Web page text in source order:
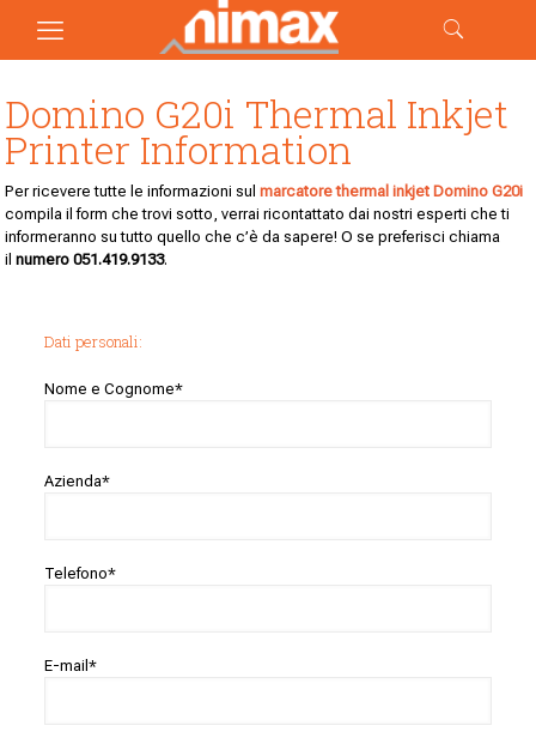
Domino G20i Thermal Inkjet
Printer Information
Per ricevere tutte le informazioni sulmarcatore thermal inkjet Domino G20i
compila il form che trovi sotto, verrai ricontattato dai nostri esperti che ti
informeranno su tutto quello che c’è da sapere! O se preferisci chiama
ilnumero051.419.9133.
Dati personali:
Nome e Cognome*
Azienda*
Telefono*
E-mail*